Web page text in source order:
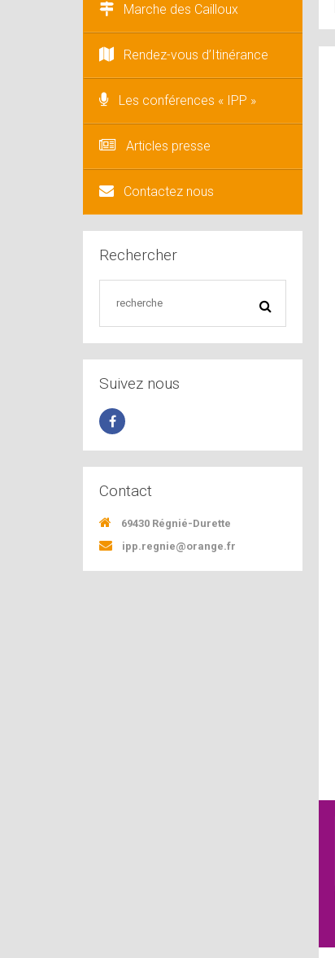
Marche des Cailloux
Rendez-vous d’Itinérance
Les conférences « IPP »
Articles presse
Contactez nous
Rechercher
Suivez nous
Contact
69430 Régnié-Durette
ipp.regnie@orange.fr